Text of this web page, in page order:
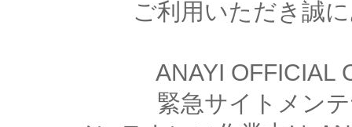
ご利用いただき誠
ANAYI OFFICIAL
緊急サイトメン